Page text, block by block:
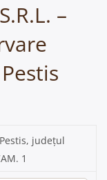
–
județul
1